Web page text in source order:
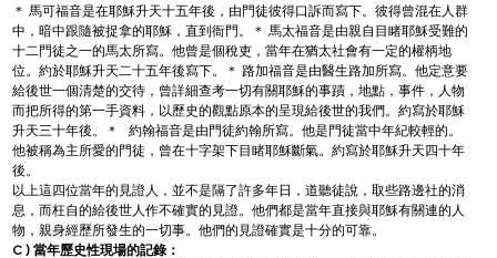
＊ 馬可福音是在耶穌升天十五年後，由門徒彼得口訴而寫下。彼得曾混在人群
中，暗中跟隨被捉拿的耶穌，直到衙門。＊ 馬太福音是由親自目睹耶穌受難的
十二門徒之一的馬太所寫。他曾是個稅吏，當年在猶太社會有一定的權柄地
位。約於耶穌升天二十五年後寫下。＊ 路加福音是由醫生路加所寫。他定意要
給後世一個清楚的交待，曾詳細查考一切有關耶穌的事蹟，地點，事件，人物
而把所得的第一手資料，以歷史的觀點原本的呈現給後世的我們。約寫於耶穌
升天三十年後。＊   約翰福音是由門徒約翰所寫。他是門徒當中年紀較輕的。
他被稱為主所愛的門徒，曾在十字架下目睹耶穌斷氣。約寫於耶穌升天四十年
後。
以上這四位當年的見證人，並不是隔了許多年日，道聽徒說，取些路邊社的消
息，而枉自的給後世人作不確實的見證。他們都是當年直接與耶穌有關連的人
物，親身經歷所發生的一切事。他們的見證確實是十分的可靠。
C ) 當年歷史性現場的記錄：